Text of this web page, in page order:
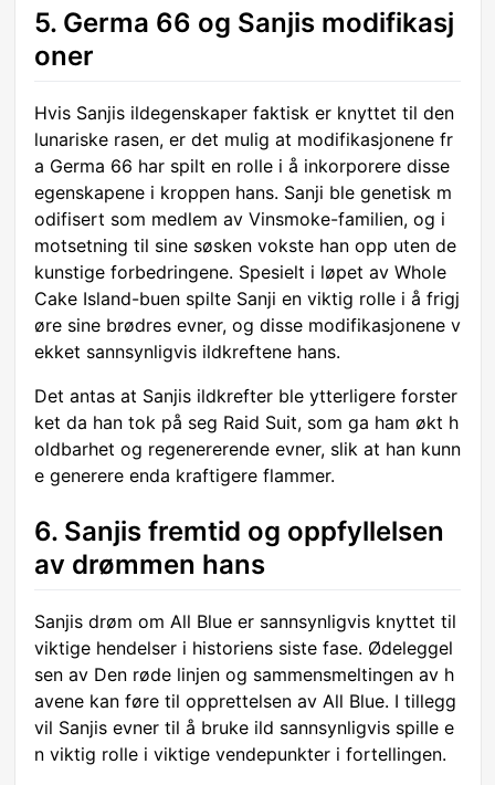
5. Germa 66 og Sanjis modifikasj
oner
Hvis Sanjis ildegenskaper faktisk er knyttet til den
lunariske rasen, er det mulig at modifikasjonene fr
a Germa 66 har spilt en rolle i å inkorporere disse
egenskapene i kroppen hans. Sanji ble genetisk m
odifisert som medlem av Vinsmoke-familien, og i
motsetning til sine søsken vokste han opp uten de
kunstige forbedringene. Spesielt i løpet av Whole
Cake Island-buen spilte Sanji en viktig rolle i å frigj
øre sine brødres evner, og disse modifikasjonene v
ekket sannsynligvis ildkreftene hans.
Det antas at Sanjis ildkrefter ble ytterligere forster
ket da han tok på seg Raid Suit, som ga ham økt h
oldbarhet og regenererende evner, slik at han kunn
e generere enda kraftigere flammer.
6. Sanjis fremtid og oppfyllelsen
av drømmen hans
Sanjis drøm om All Blue er sannsynligvis knyttet til
viktige hendelser i historiens siste fase. Ødeleggel
sen av Den røde linjen og sammensmeltingen av h
avene kan føre til opprettelsen av All Blue. I tillegg
vil Sanjis evner til å bruke ild sannsynligvis spille e
n viktig rolle i viktige vendepunkter i fortellingen.